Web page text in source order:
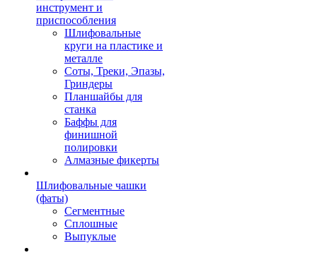
инструмент и
приспособления
Шлифовальные
круги на пластике и
металле
Соты, Треки, Эпазы,
Гриндеры
Планшайбы для
станка
Баффы для
финишной
полировки
Алмазные фикерты
Шлифовальные чашки
(фаты)
Сегментные
Сплошные
Выпуклые